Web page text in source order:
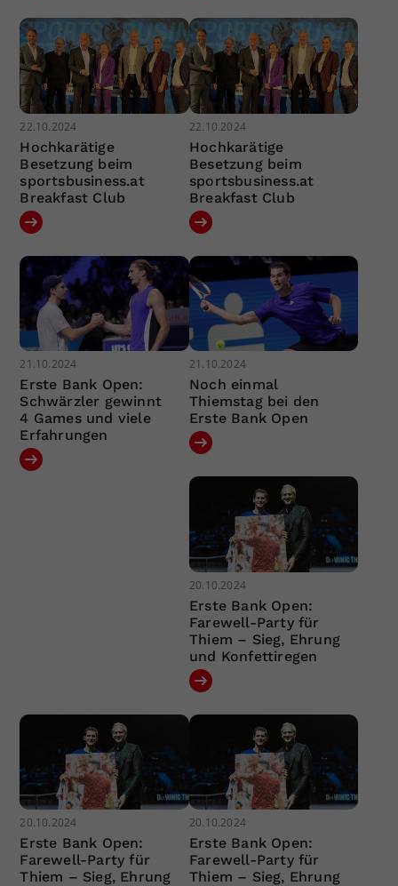
22.10.2024
Hochkarätige
Besetzung beim
sportsbusiness.at
Breakfast Club
22.10.2024
Hochkarätige
Besetzung beim
sportsbusiness.at
Breakfast Club
21.10.2024
Erste Bank Open:
Schwärzler gewinnt
4 Games und viele
Erfahrungen
21.10.2024
Noch einmal
Thiemstag bei den
Erste Bank Open
20.10.2024
Erste Bank Open:
Farewell-Party für
Thiem – Sieg, Ehrung
und Konfettiregen
20.10.2024
Erste Bank Open:
Farewell-Party für
Thiem – Sieg, Ehrung
20.10.2024
Erste Bank Open:
Farewell-Party für
Thiem – Sieg, Ehrung